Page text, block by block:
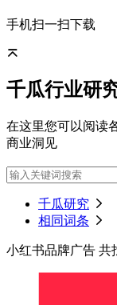
手机扫一扫下载
千瓜行业研
在这里您可以阅读
商业洞见
千瓜研究
相同词条
小红书品牌广告 共